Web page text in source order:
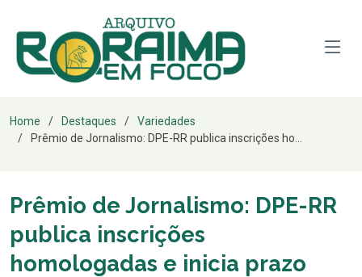
Home Destaques
Variedades
Prêmio de Jornalismo: DPE-RR publica inscrições ho...
Prêmio de Jornalismo: DPE-RR
publica inscrições
homologadas e inicia prazo